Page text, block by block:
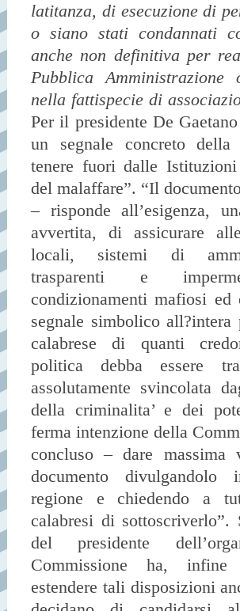
latitanza, di esecuzione di
o siano stati condannati
anche non definitiva per
Pubblica
nella fattispecie di
Per il presidente De
un segnale concreto della
tenere fuori dalle
del malaffare”. “Il
– risponde all’esigenza,
avvertita, di assicurare
locali, sistemi di
trasparenti e
condizionamenti mafiosi ed
segnale simbolico all?intera
calabrese di quanti
politica debba essere
assolutamente svincolata
della criminalita’ e dei
ferma intenzione della
concluso – dare massima
documento
regione e chiedendo a
calabresi di sottoscriverlo”.
del presidente
Commissione ha,
estendere tali disposizioni